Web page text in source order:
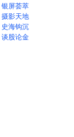
银屏荟萃
摄影天地
史海钩沉
谈股论金